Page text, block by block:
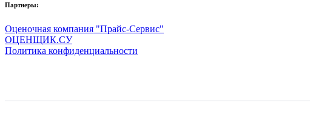
Партнеры:
Оценочная компания "Прайс-Сервис"
ОЦЕНЩИК.СУ
Политика конфиденциальности